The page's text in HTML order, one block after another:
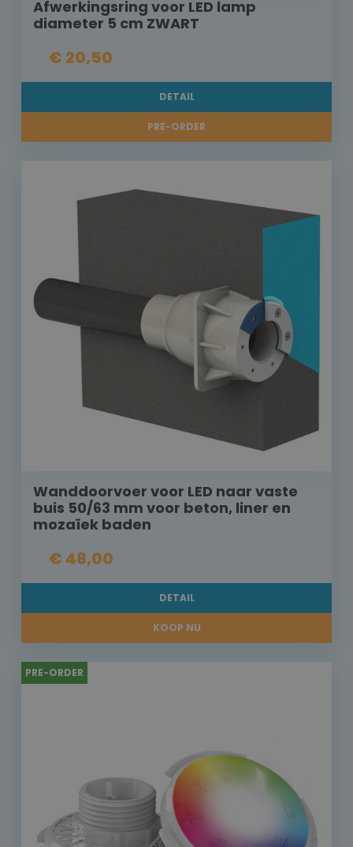
Afwerkingsring voor LED lamp
diameter 5 cm ZWART
€ 20,50
DETAIL
PRE-ORDER
Wanddoorvoer voor LED naar vaste
buis 50/63 mm voor beton, liner en
mozaïek baden
€ 48,00
DETAIL
KOOP NU
PRE-ORDER